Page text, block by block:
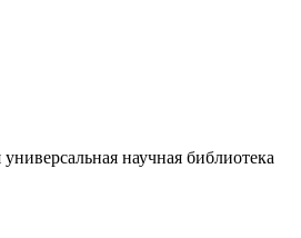
научная библиотека